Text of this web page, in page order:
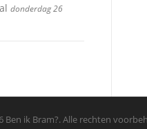
donderdag 26
Ben ik Bram?. Alle rechten